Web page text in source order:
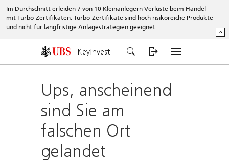
Im Durchschnitt erleiden 7 von 10 Kleinanlegern Verluste beim Handel
mit Turbo-Zertifikaten. Turbo-Zertifikate sind hoch risikoreiche Produkte
und nicht für langfristige Anlagestrategien geeignet.
^
KeyInvest
Ups, anscheinend
sind Sie am
falschen Ort
gelandet